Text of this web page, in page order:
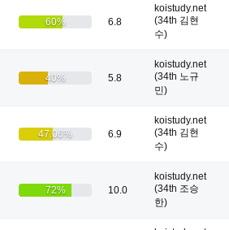
60% 6.8
koistudy.net
(34th 김현
수)
40% 5.8
koistudy.net
(34th 노규
민)
47.06% 6.9
koistudy.net
(34th 김현
수)
72% 10.0
koistudy.net
(34th 조승
한)